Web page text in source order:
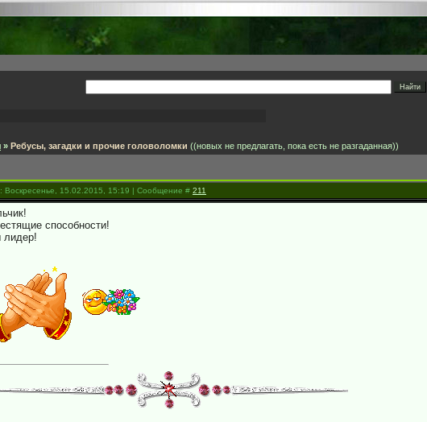
» Ребусы, загадки и прочие головоломки ((новых не предлагать, пока есть не разгаданная))
Воскресенье, 15.02.2015, 15:19 | Сообщение # 211
способности!
лидер!